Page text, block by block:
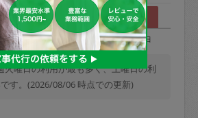
〜実施時間＝依頼金額の100%
額
による当日キャンセル＝依頼
＋交通費全額
水 木 土 日
火曜日の利用が最も多く、土曜日の利
す。(2026/08/06 時点での更新)